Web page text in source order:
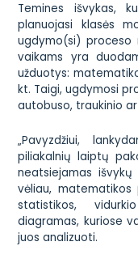
Temines išvykas,
planuojasi klasės
ugdymo(si)
vaikams yra
užduotys:
kt. Taigi, ugdymosi
autobuso, traukinio
„Pavyzdžiui,
piliakalnių laiptų
neatsiejamas
vėliau, matematikos
statistikos,
diagramas, kuriose
juos analizuoti.